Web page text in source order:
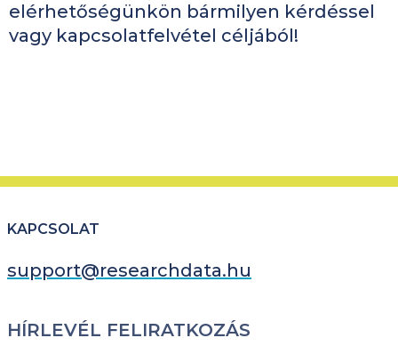
elérhetőségünkön bármilyen kérdéssel
vagy kapcsolatfelvétel céljából!
KAPCSOLAT
support@researchdata.hu
LÁBLÉC
HÍRLEVÉL FELIRATKOZÁS